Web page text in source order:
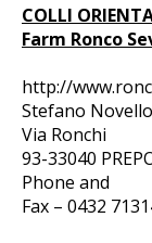
COLLI
Farm Ronco
http://
Stefano Novello
Via Ronchi
93-33040
Phone and
Fax – 0432